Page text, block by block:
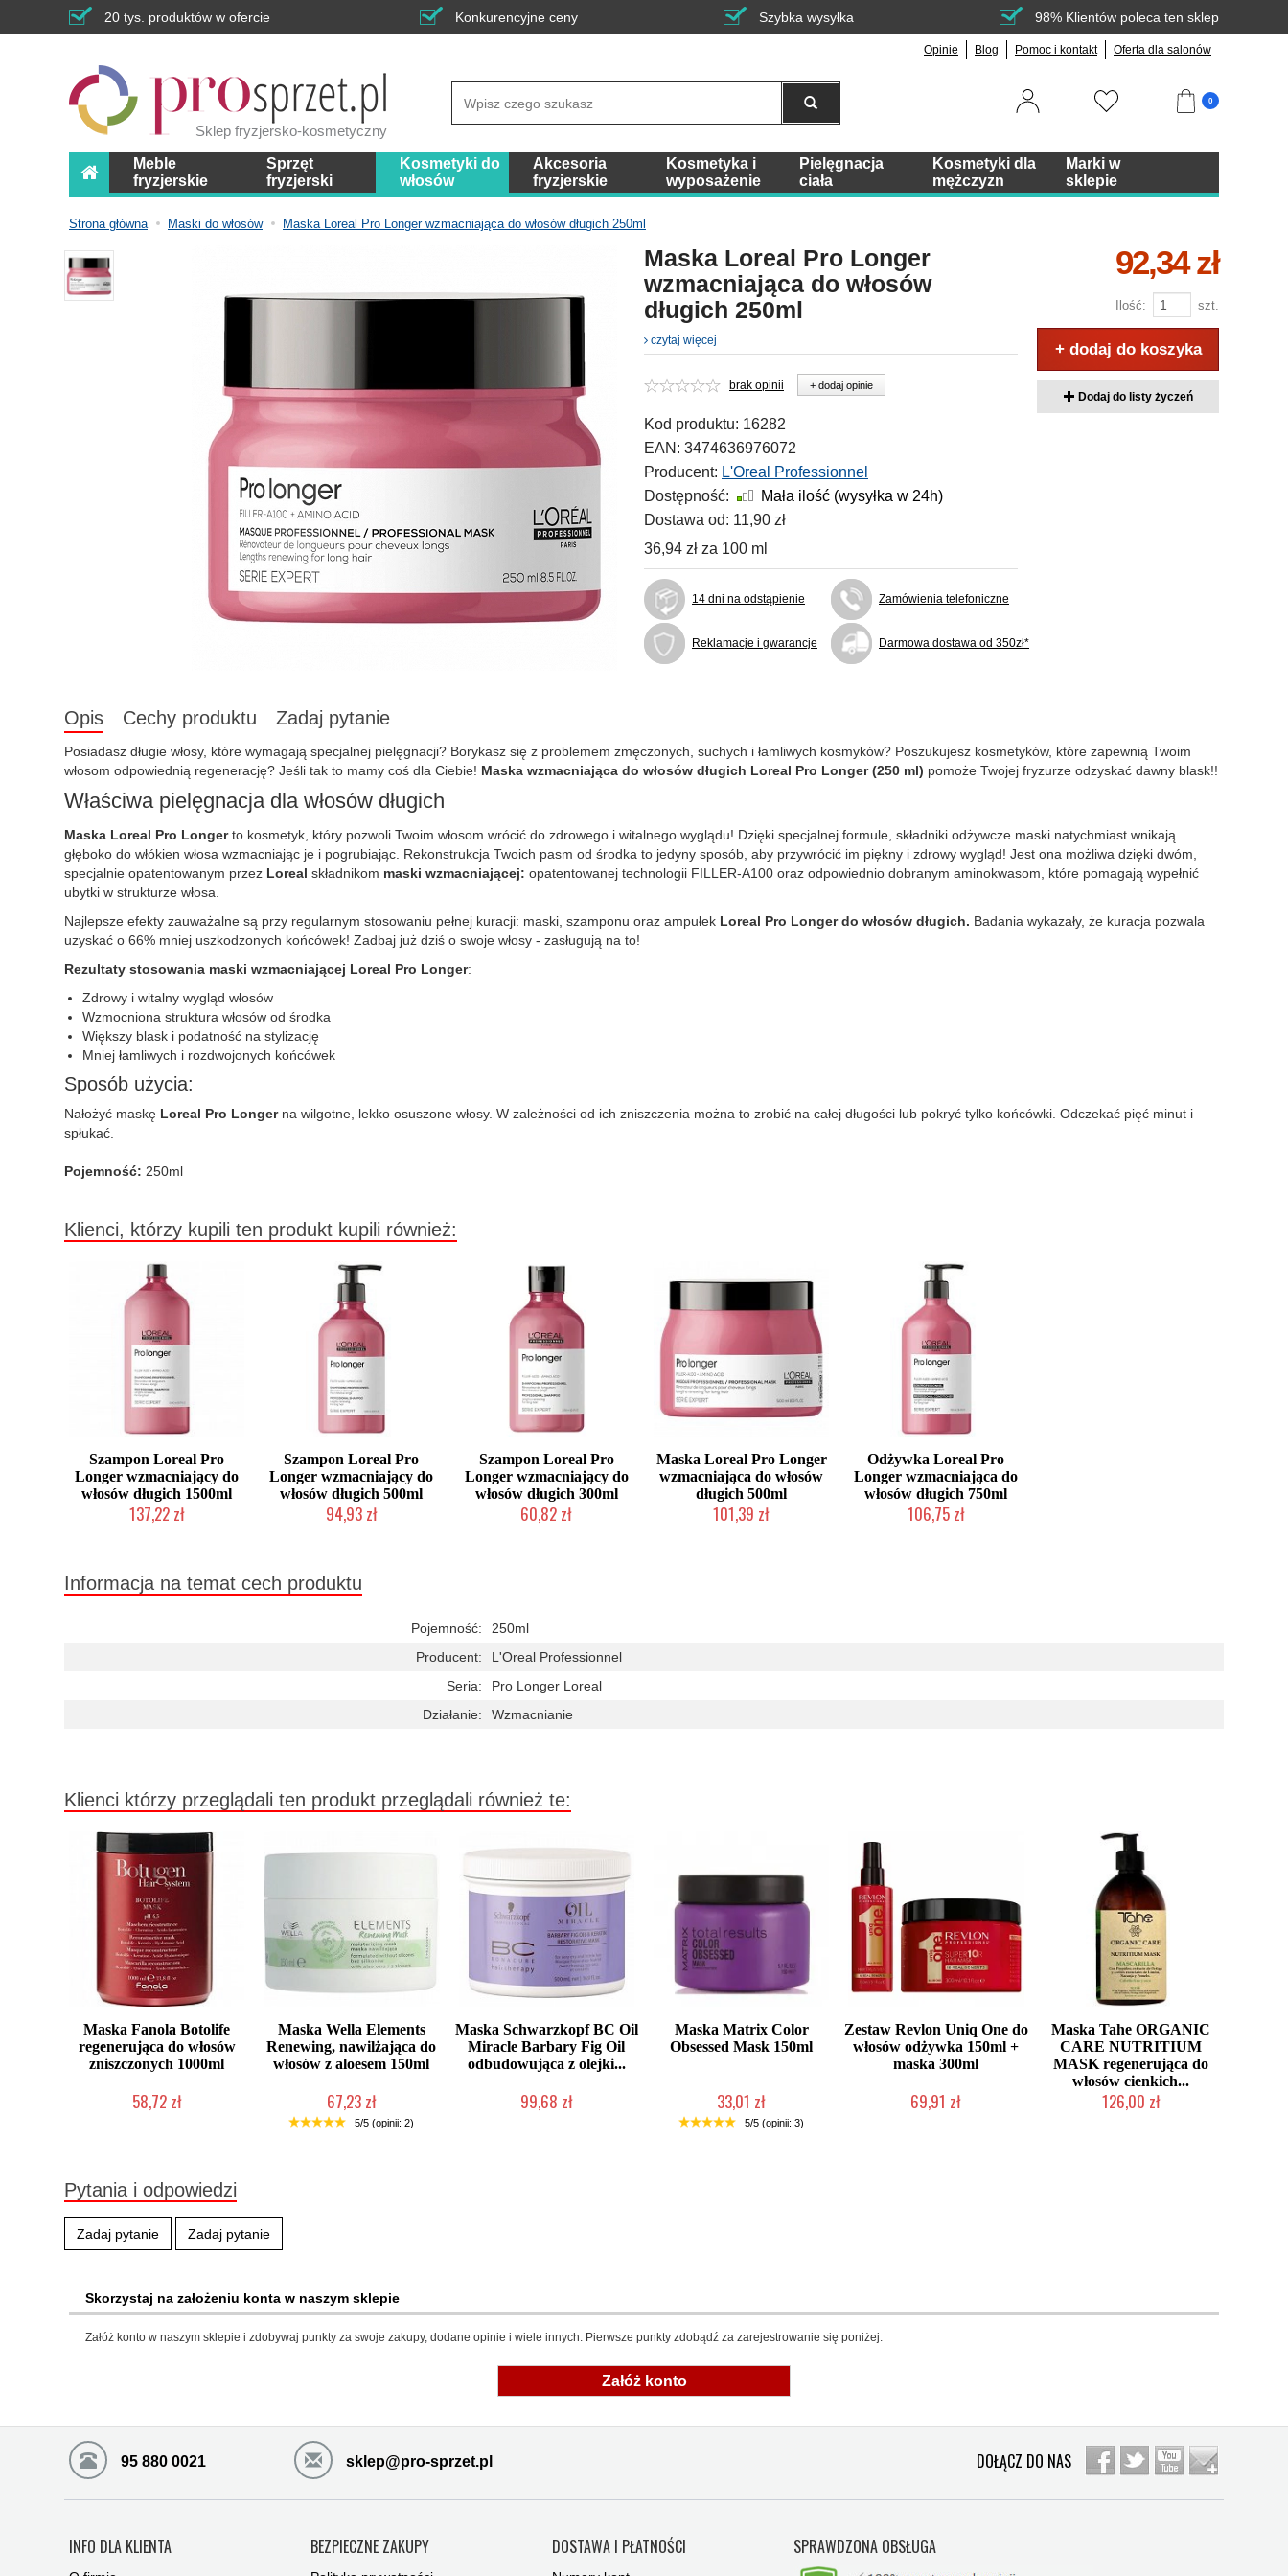
20 tys. produktów w ofercie Konkurencyjne ceny Szybka wysyłka 98% Klientów poleca ten sklep
Opinie Blog Pomoc i kontakt Oferta dla salonów
Sklep fryzjersko-kosmetyczny
0
Meble
fryzjerskie
Sprzęt
fryzjerski
Kosmetyki do
włosów
Akcesoria
fryzjerskie
Kosmetyka i
wyposażenie
Pielęgnacja
ciała
Kosmetyki dla
mężczyzn
Marki w
sklepie
Strona główna Maski do włosów Maska Loreal Pro Longer wzmacniająca do włosów długich 250ml
Maska Loreal Pro Longer
wzmacniająca do włosów
długich 250ml
czytaj więcej
brak opinii + dodaj opinie
Kod produktu: 16282
EAN: 3474636976072
Producent: L'Oreal Professionnel
Dostępność:
Mała ilość (wysyłka w 24h)
Dostawa od: 11,90 zł
36,94 zł za 100 ml
14 dni na odstąpienie Zamówienia telefoniczne
Reklamacje i gwarancje Darmowa dostawa od 350zł*
92,34 zł
Ilość: szt.
+ dodaj do koszyka
Dodaj do listy życzeń
Opis Cechy produktu Zadaj pytanie
Posiadasz długie włosy, które wymagają specjalnej pielęgnacji? Borykasz się z problemem zmęczonych, suchych i łamliwych kosmyków? Poszukujesz kosmetyków, które zapewnią Twoim
włosom odpowiednią regenerację? Jeśli tak to mamy coś dla Ciebie! Maska wzmacniająca do włosów długich Loreal Pro Longer (250 ml) pomoże Twojej fryzurze odzyskać dawny blask!!
Właściwa pielęgnacja dla włosów długich
Maska Loreal Pro Longerto kosmetyk, który pozwoli Twoim włosom wrócić do zdrowego i witalnego wyglądu! Dzięki specjalnej formule, składniki odżywcze maski natychmiast wnikają
głęboko do włókien włosa wzmacniając je i pogrubiając. Rekonstrukcja Twoich pasm od środka to jedyny sposób, aby przywrócić im piękny i zdrowy wygląd! Jest ona możliwa dzięki dwóm,
specjalnie opatentowanym przez Loreal składnikom maski wzmacniającej: opatentowanej technologii FILLER-A100 oraz odpowiednio dobranym aminokwasom, które pomagają wypełnić
ubytki w strukturze włosa.
Najlepsze efekty zauważalne są przy regularnym stosowaniu pełnej kuracji: maski, szamponu oraz ampułek Loreal Pro Longer do włosów długich. Badania wykazały, że kuracja pozwala
uzyskać o 66% mniej uszkodzonych końcówek! Zadbaj już dziś o swoje włosy - zasługują na to!
Rezultaty stosowania maski wzmacniającej Loreal Pro Longer:
Zdrowy i witalny wygląd włosów
Wzmocniona struktura włosów od środka
Większy blask i podatność na stylizację
Mniej łamliwych i rozdwojonych końcówek
Sposób użycia:
Nałożyć maskę Loreal Pro Longer na wilgotne, lekko osuszone włosy. W zależności od ich zniszczenia można to zrobić na całej długości lub pokryć tylko końcówki. Odczekać pięć minut i
spłukać.
Pojemność: 250ml
Klienci, którzy kupili ten produkt kupili również:
Szampon Loreal Pro
Longer wzmacniający do
włosów długich 1500ml
137,22 zł
Szampon Loreal Pro
Longer wzmacniający do
włosów długich 500ml
94,93 zł
Szampon Loreal Pro
Longer wzmacniający do
włosów długich 300ml
60,82 zł
Maska Loreal Pro Longer
wzmacniająca do włosów
długich 500ml
101,39 zł
Odżywka Loreal Pro
Longer wzmacniająca do
włosów długich 750ml
106,75 zł
Informacja na temat cech produktu
Pojemność:
250ml
Producent:
L'Oreal Professionnel
Seria:
Pro Longer Loreal
Działanie:
Wzmacnianie
Klienci którzy przeglądali ten produkt przeglądali również te:
Maska Fanola Botolife
regenerująca do włosów
zniszczonych 1000ml
58,72 zł
Maska Wella Elements
Renewing, nawilżająca do
włosów z aloesem 150ml
67,23 zł
Mała ilość (wysyłka w 24h)
5/5 (opinii: 2)
Maska Schwarzkopf BC Oil
Miracle Barbary Fig Oil
odbudowująca z olejki...
99,68 zł
Maska Matrix Color
Obsessed Mask 150ml
33,01 zł
Produkt wycofany
5/5 (opinii: 3)
Zestaw Revlon Uniq One do
włosów odżywka 150ml +
maska 300ml
69,91 zł
Maska Tahe ORGANIC
CARE NUTRITIUM
MASK regenerująca do
włosów cienkich...
126,00 zł
Pytania i odpowiedzi
Zadaj pytanie Zadaj pytanie
Skorzystaj na założeniu konta w naszym sklepie
Załóż konto w naszym sklepie i zdobywaj punkty za swoje zakupy, dodane opinie i wiele innych. Pierwsze punkty zdobądź za zarejestrowanie się poniżej:
Załóż konto
95 880 0021 sklep@pro-sprzet.pl DOŁĄCZ DO NAS
INFO DLA KLIENTA BEZPIECZNE ZAKUPY DOSTAWA I PŁATNOŚCI SPRAWDZONA OBSŁUGA